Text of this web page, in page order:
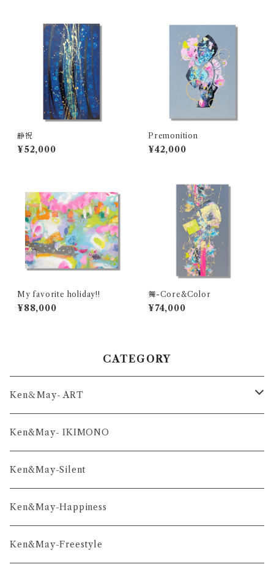
静祝
¥52,000
Premonition
¥42,000
My favorite holiday!!
¥88,000
舞-Core&Color
¥74,000
CATEGORY
Ken＆May- ART
舞-series
凛-series
雅-series
和-series
Ken&May- IKIMONO
Ken&May-Silent
Ken&May-Happiness
Ken&May-Freestyle